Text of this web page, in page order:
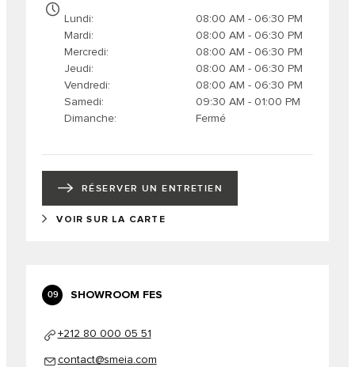
Lundi
08:00 AM - 06:30 PM
Mardi
08:00 AM - 06:30 PM
Mercredi
08:00 AM - 06:30 PM
Jeudi
08:00 AM - 06:30 PM
Vendredi
08:00 AM - 06:30 PM
Samedi
09:30 AM - 01:00 PM
Dimanche
Fermé
RÉSERVER UN ENTRETIEN
VOIR SUR LA CARTE
09 SHOWROOM FES
+212 80 000 05 51
contact@smeia.com